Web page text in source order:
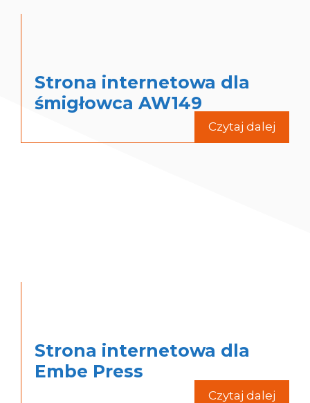
Strona internetowa dla
śmigłowca AW149
Czytaj dalej
Strona internetowa dla
Embe Press
Czytaj dalej